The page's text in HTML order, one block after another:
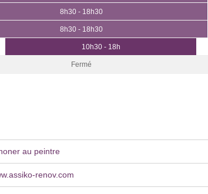
8h30 - 18h30
8h30 - 18h30
10h30 - 18h
Fermé
au peintre
renov.com